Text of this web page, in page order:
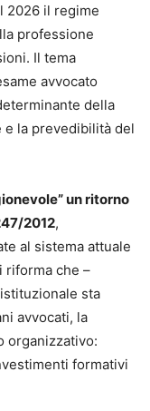
2026 il regime
professione
Il tema
avvocato
della
la prevedibilità del
un ritorno
2012,
al sistema attuale
riforma che –
istituzionale sta
avvocati, la
organizzativo:
formativi